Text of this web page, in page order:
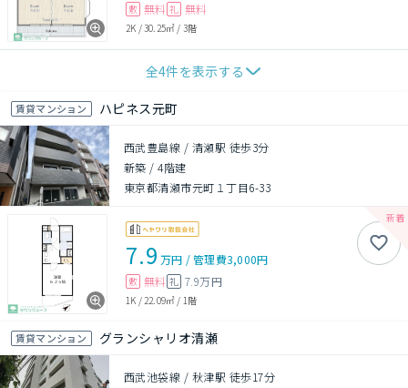
敷 無料 礼 無料
2K /30.25㎡ / 3階
全4件を表示する
賃貸マンション ハピネス元町
西武豊島線 / 清瀬駅 徒歩3分
新築 /4階建
東京都清瀬市元町１丁目6-33
7.9 万円 /管理費3,000円
敷 無料 礼 7.9万円
1K /22.09㎡ / 1階
賃貸マンション グランシャリオ清瀬
西武池袋線 / 秋津駅 徒歩17分